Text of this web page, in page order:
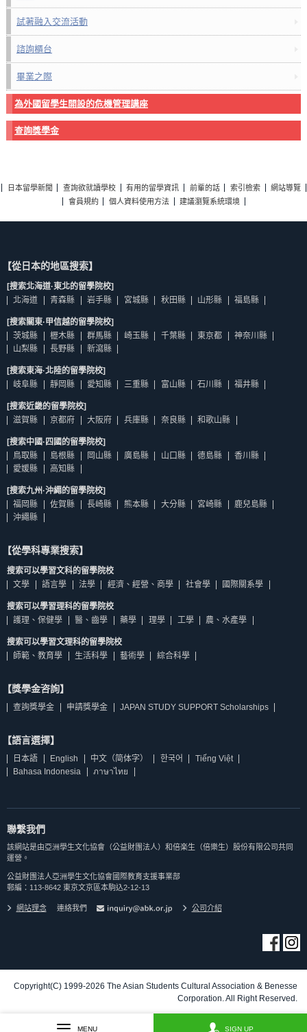
試著融入交流活動
諮詢櫃台
畢業之際
為外國留學生開設的危機管理講座
查詢獎學金
日本留學新聞 查詢欲就讀學校 有用的留學資訊 前輩的話 索引檢索
網站導覽
會員規約
個人資料使用方法 建議瀏覽系統環境
【從日本的地區搜索】
[搜索北海道·東北的留學院校]
北海道
青森縣 岩手縣 宮城縣 秋田縣 山形縣 福島縣
[搜索關東·甲信越的留學院校]
茨城縣
櫪木縣 群馬縣 崎玉縣 千葉縣 東京都
神奈川縣
山梨縣
長野縣 新瀉縣
[搜索東海·北陸的留學院校]
岐阜縣
靜岡縣 愛知縣 三重縣 富山縣 石川縣 福井縣
[搜索近畿的留學院校]
滋賀縣
京都府 大阪府 兵庫縣 奈良縣 和歌山縣
[搜索中國·四國的留學院校]
鳥取縣
島根縣 岡山縣 廣島縣 山口縣 德島縣
香川縣
愛媛縣
高知縣
[搜索九州·沖繩的留學院校]
福岡縣
佐賀縣 長崎縣 熊本縣 大分縣 宮崎縣
鹿兒島縣
沖繩縣
【從學科專業搜索】
搜索可以學習文科的留學院校
文學
語言學 法學 經濟、經營、商學 社會學 國際關系學
搜索可以學習理科的留學院校
護理、保健學
醫、齒學 藥學 理學 工學 農、水產學
搜索可以學習文理科的留學院校
師範、教育學
生活科學 藝術學 綜合科學
【獎學金咨詢】
查詢獎學金 申請獎學金 JAPAN STUDY SUPPORT Scholarships
【語言選擇】
日本語 English 中文（简体字） 한국어
Tiếng Việt
Bahasa Indonesia
ภาษาไทย
聯繫我們
該網站是由亞洲學生文化協會（公益財團法人）和倍楽生（倍樂生）股份有限公司共同
運營。
公益財團法人亞洲學生文化協會國際教育支援事業部
郵編：113-8642 東京文京區本駒込2-12-13
網站理念 連絡我們 公司介紹
Copyright(C) 1999-2026 The Asian Students Cultural Association & Benesse
Corporation. All Right Reserved.
MENU SIGN UP